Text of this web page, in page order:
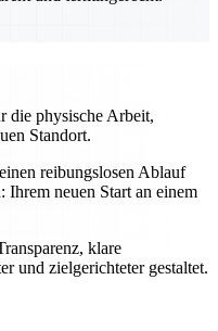
die physische Arbeit,
Standort.
reibungslosen Ablauf
neuen Start an einem
klare
und zielgerichteter gestaltet.